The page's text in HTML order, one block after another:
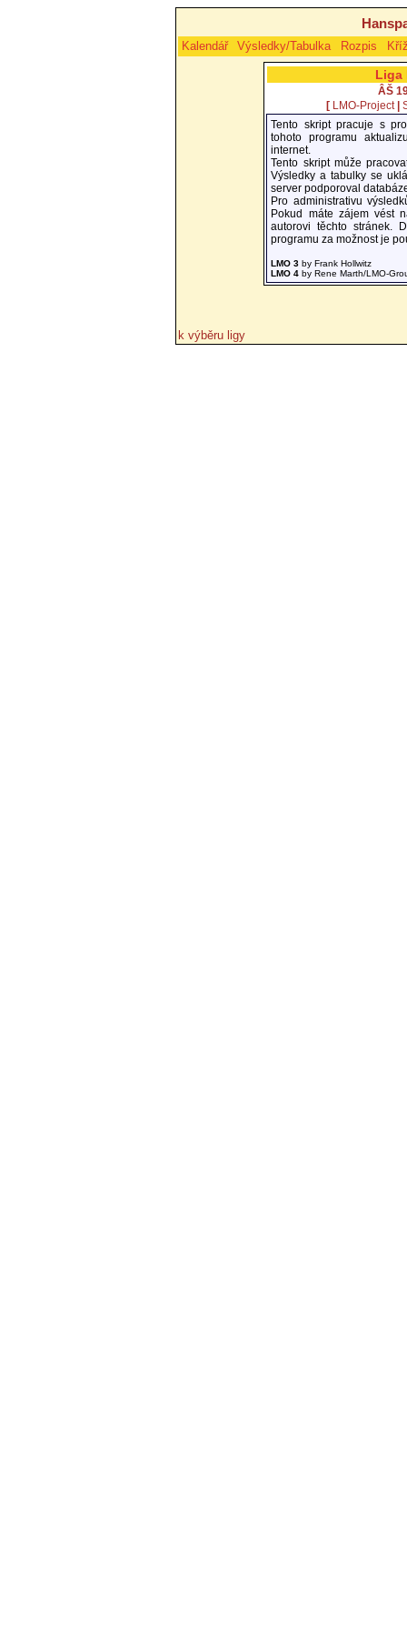
Kalendář Výsledky/Tabulka Rozpis
Liga
ÂŠ
[ LMO-Project|
Tento skript pracuje s
tohoto programu
internet.
Tento skript může
Výsledky a tabulky se
server podporoval
Pro administrativu
Pokud máte zájem vést
autorovi těchto stránek.
programu za možnost je
LMO 3 by Frank Hollwitz
LMO 4 by Rene Marth/LMO-
k výběru ligy